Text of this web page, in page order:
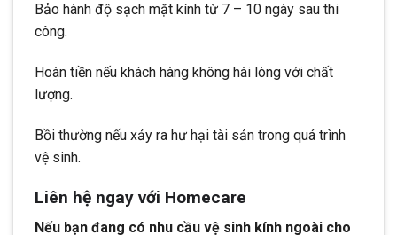
Bảo hành độ sạch mặt kính từ 7 – 10 ngày sau thi
công.
Hoàn tiền nếu khách hàng không hài lòng với chất
lượng.
Bồi thường nếu xảy ra hư hại tài sản trong quá trình
vệ sinh.
Liên hệ ngay với Homecare
Nếu bạn đang có nhu cầu vệ sinh kính ngoài cho